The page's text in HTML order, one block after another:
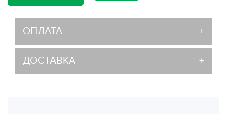
ОПЛАТА
ДОСТАВКА